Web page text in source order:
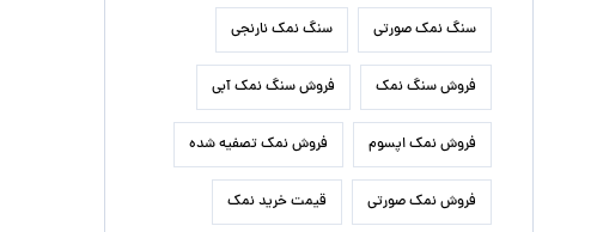
سنگ نمک صورتی سنگ نمک نارنجی
فروش سنگ نمک فروش سنگ نمک آبی
فروش نمک اپسوم فروش نمک تصفیه شده
فروش نمک صورتی قیمت خرید نمک